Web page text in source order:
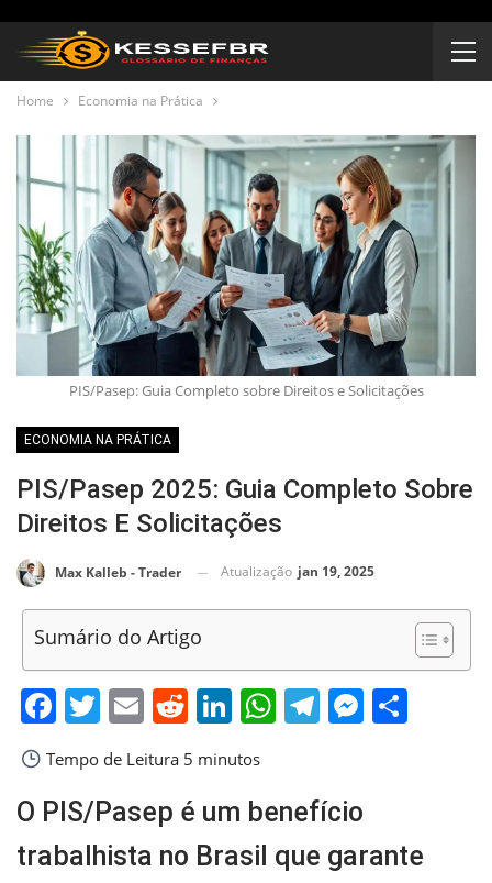
Home Economia na Prática
PIS/Pasep: Guia Completo sobre Direitos e Solicitações
ECONOMIA NA PRÁTICA
PIS/Pasep 2025: Guia Completo Sobre
Direitos E Solicitações
Max Kalleb - Trader Atualização jan 19, 2025
Sumário do Artigo
Facebook
Twitter
EmailReddit
LinkedIn
WhatsApp
Telegram
Tempo de Leitura 5 minutos
O PIS/Pasep é um benefício
trabalhista no Brasil que garante